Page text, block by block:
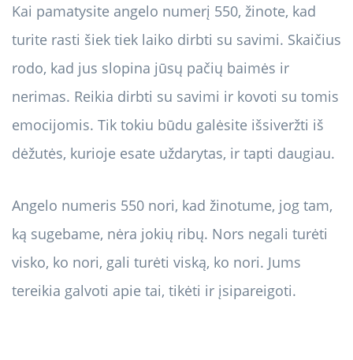
Kai pamatysite angelo numerį 550, žinote, kad
turite rasti šiek tiek laiko dirbti su savimi. Skaičius
rodo, kad jus slopina jūsų pačių baimės ir
nerimas. Reikia dirbti su savimi ir kovoti su tomis
emocijomis. Tik tokiu būdu galėsite išsiveržti iš
dėžutės, kurioje esate uždarytas, ir tapti daugiau.
Angelo numeris 550 nori, kad žinotume, jog tam,
ką sugebame, nėra jokių ribų. Nors negali turėti
visko, ko nori, gali turėti viską, ko nori. Jums
tereikia galvoti apie tai, tikėti ir įsipareigoti.